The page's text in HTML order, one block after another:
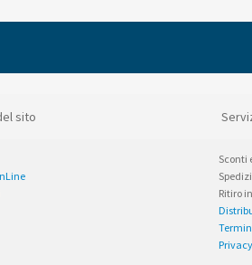
sito
Sconti
Ritiro